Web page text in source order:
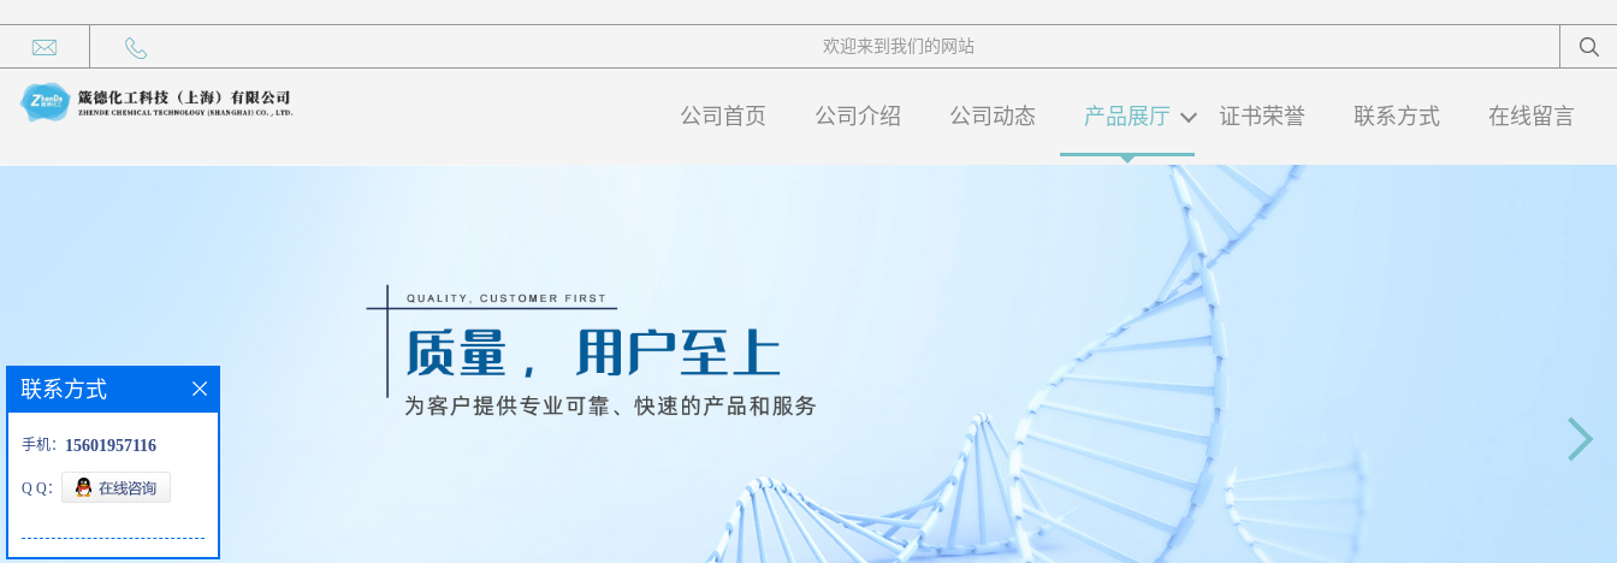
欢迎来到我们的网站
公司首页 公司介绍 公司动态 产品展厅 证书荣誉 联系方式 在线留言
联系方式
手机： 15601957116
Q Q：